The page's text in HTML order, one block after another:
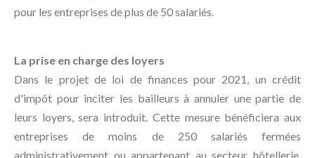
pour les entreprises de plus de 50 salariés.
La prise en charge des loyers
Dans le projet de loi de finances pour 2021, un crédit
d'impôt pour inciter les bailleurs à annuler une partie de
leurs loyers, sera introduit. Cette mesure bénéficiera aux
entreprises de moins de 250 salariés fermées
administrativement ou appartenant au secteur hôtellerie,